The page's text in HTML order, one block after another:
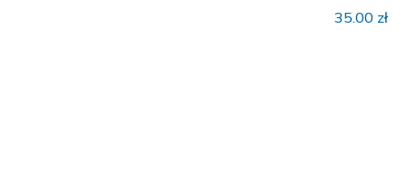
imieniem
35.00 zł